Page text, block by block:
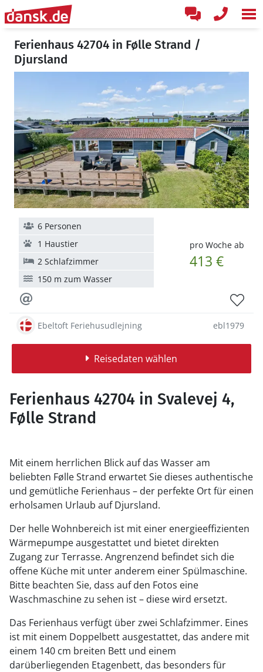
Ferienhaus 42704 in Følle Strand /
Djursland
pro Woche ab
413 €
6 Personen
1 Haustier
2 Schlafzimmer
150 m zum Wasser
Ebeltoft Feriehusudlejning ebl1979
Reisedaten wählen
Ferienhaus 42704 in Svalevej 4,
Følle Strand
Mit einem herrlichen Blick auf das Wasser am
beliebten Følle Strand erwartet Sie dieses authentische
und gemütliche Ferienhaus – der perfekte Ort für einen
erholsamen Urlaub auf Djursland.
Der helle Wohnbereich ist mit einer energieeffizienten
Wärmepumpe ausgestattet und bietet direkten
Zugang zur Terrasse. Angrenzend befindet sich die
offene Küche mit unter anderem einer Spülmaschine.
Bitte beachten Sie, dass auf den Fotos eine
Waschmaschine zu sehen ist – diese wird ersetzt.
Das Ferienhaus verfügt über zwei Schlafzimmer. Eines
ist mit einem Doppelbett ausgestattet, das andere mit
einem 140 cm breiten Bett und einem
darüberliegenden Etagenbett, das besonders für